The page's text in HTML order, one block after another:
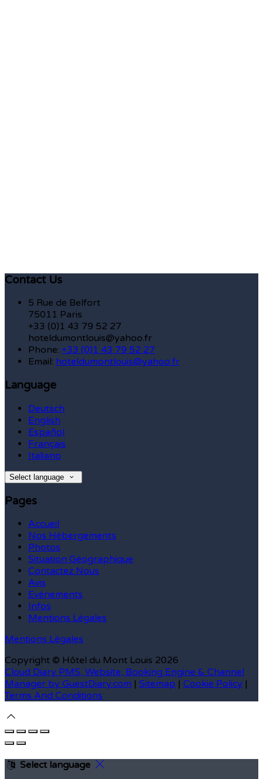
Contact Us
5 Rue de Belfort
75011 Paris
+33 (0)1 43 79 52 27
hoteldumontlouis@yahoo.fr
Phone: +33 (0)1 43 79 52 27
Email: hoteldumontlouis@yahoo.fr
Language
Deutsch
English
Español
Français
Italiano
Select language
Pages
Accueil
Nos Hébergements
Photos
Situation Géographique
Contactez Nous
Avis
Evénements
Infos
Mentions Légales
Mentions Légales
Copyright © Hôtel du Mont Louis 2026
Cloud Diary PMS, Website, Booking Engine & Channel
Manager by GuestDiary.com | Sitemap | Cookie Policy |
Terms And Conditions
Select language